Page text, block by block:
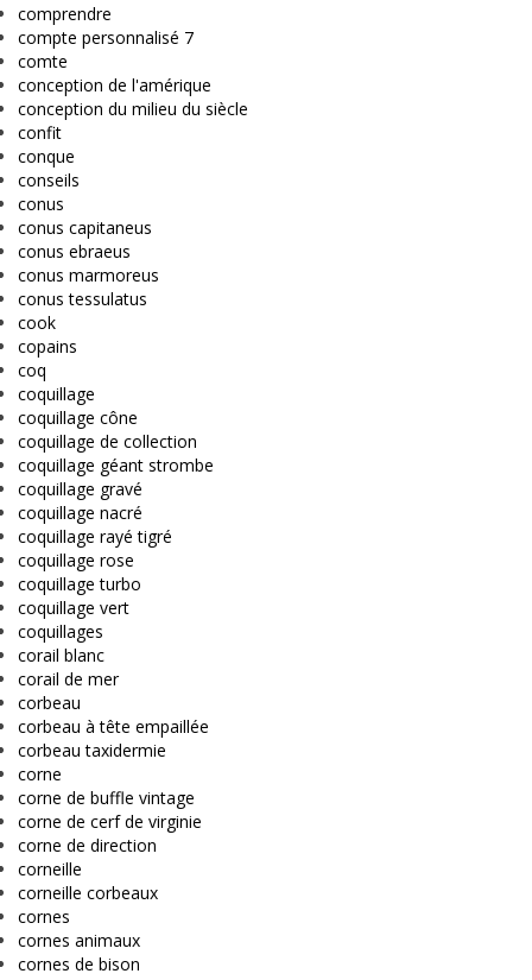
comprendre
compte personnalisé 7
comte
conception de l'amérique
conception du milieu du siècle
confit
conque
conseils
conus
conus capitaneus
conus ebraeus
conus marmoreus
conus tessulatus
cook
copains
coq
coquillage
coquillage cône
coquillage de collection
coquillage géant strombe
coquillage gravé
coquillage nacré
coquillage rayé tigré
coquillage rose
coquillage turbo
coquillage vert
coquillages
corail blanc
corail de mer
corbeau
corbeau à tête empaillée
corbeau taxidermie
corne
corne de buffle vintage
corne de cerf de virginie
corne de direction
corneille
corneille corbeaux
cornes
cornes animaux
cornes de bison